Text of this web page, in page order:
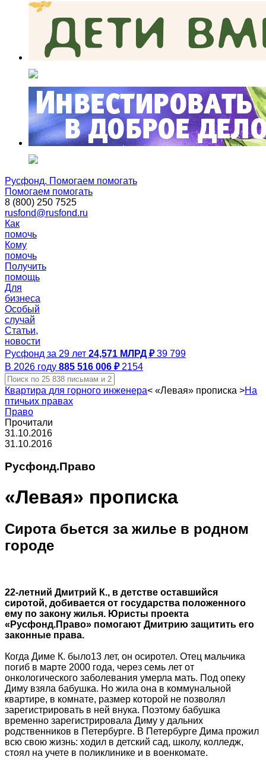
Русфонд. Помогаем помогать
Помогаем помогать
8 (800) 250 7525
rusfond@rusfond.ru
Как
помочь
Кому
помочь
Получить
помощь
Для
бизнеса
Особый
случай
Статьи,
новости
Русфонд за 29 лет 24,571 МЛРД ₽ 39 799
В 2026 году 885 516 006 ₽ 2154
Квартира для горного инженера< «Левая» прописка >На
птичьих правах
Право
Прочитали
31.10.2016
31.10.2016
Русфонд.Право
«Левая» прописка
Сирота бьется за жилье в родном
городе
22-летний Дмитрий К., в детстве оставшийся
сиротой, добивается от государства положенного
ему по закону жилья. Юристы проекта
«Русфонд.Право» помогают Дмитрию защитить его
законные права.
Когда Диме К. было13 лет, он осиротел. Отец мальчика
погиб в марте 2000 года, через семь лет от
онкологического заболевания умерла мать. Под опеку
Диму взяла бабушка. Но жила она в коммунальной
квартире, в комнате, размер которой не позволял
зарегистрировать в ней внука. Поэтому бабушка
временно зарегистрировала Диму у дальних
родственников в Петербурге. В Петербурге Дима прожил
всю свою жизнь: ходил в детский сад, школу, колледж,
стоял на учете в поликлинике и в военкомате.